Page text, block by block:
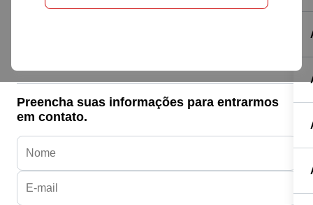
Preencha suas informações para entrarmos
em contato.